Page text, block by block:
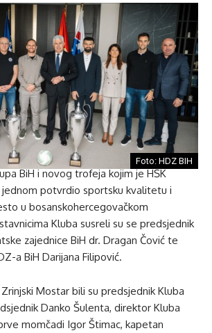
Foto: HDZ BIH
BiH i novog trofeja kojim je HŠK
jednom potvrdio sportsku kvalitetu i
u bosanskohercegovačkom
Kluba susreli su se predsjednik
zajednice BiH dr. Dragan Čović te
a BiH Darijana Filipović.
Mostar bili su predsjednik Kluba
Danko Šulenta, direktor Kluba
momčadi Igor Štimac, kapetan